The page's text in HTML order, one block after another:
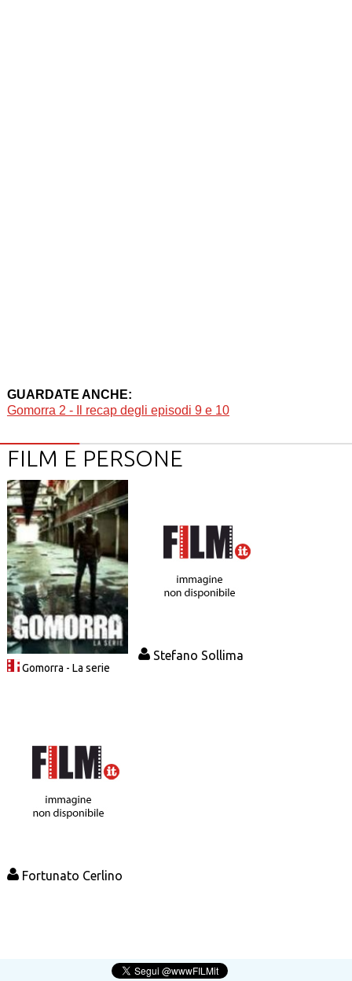
GUARDATE ANCHE:
Gomorra 2 - Il recap degli episodi 9 e 10
FILM E PERSONE
Gomorra - La serie
Stefano Sollima
Fortunato Cerlino